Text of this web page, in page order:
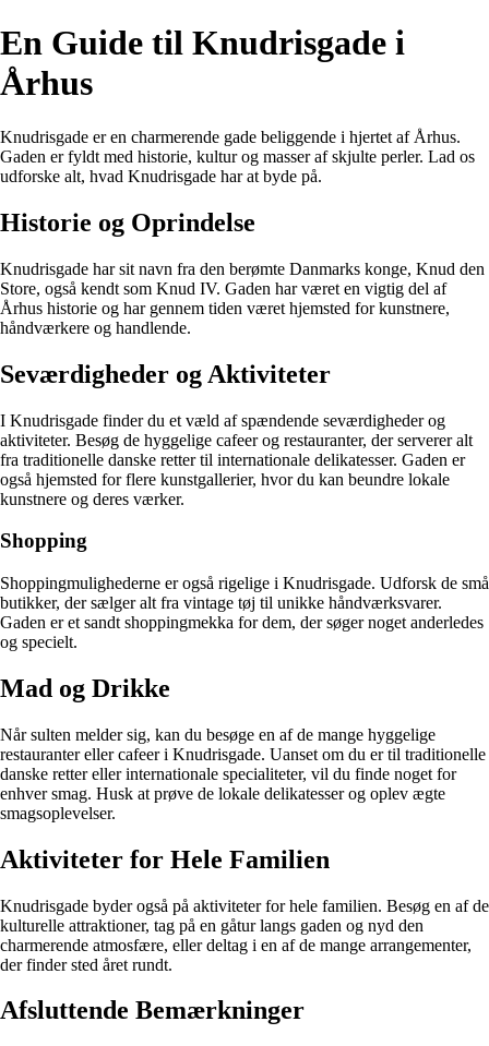
En Guide til Knudrisgade i
Århus
Knudrisgade er en charmerende gade beliggende i hjertet af Århus.
Gaden er fyldt med historie, kultur og masser af skjulte perler. Lad os
udforske alt, hvad Knudrisgade har at byde på.
Historie og Oprindelse
Knudrisgade har sit navn fra den berømte Danmarks konge, Knud den
Store, også kendt som Knud IV. Gaden har været en vigtig del af
Århus historie og har gennem tiden været hjemsted for kunstnere,
håndværkere og handlende.
Seværdigheder og Aktiviteter
I Knudrisgade finder du et væld af spændende seværdigheder og
aktiviteter. Besøg de hyggelige cafeer og restauranter, der serverer alt
fra traditionelle danske retter til internationale delikatesser. Gaden er
også hjemsted for flere kunstgallerier, hvor du kan beundre lokale
kunstnere og deres værker.
Shopping
Shoppingmulighederne er også rigelige i Knudrisgade. Udforsk de små
butikker, der sælger alt fra vintage tøj til unikke håndværksvarer.
Gaden er et sandt shoppingmekka for dem, der søger noget anderledes
og specielt.
Mad og Drikke
Når sulten melder sig, kan du besøge en af de mange hyggelige
restauranter eller cafeer i Knudrisgade. Uanset om du er til traditionelle
danske retter eller internationale specialiteter, vil du finde noget for
enhver smag. Husk at prøve de lokale delikatesser og oplev ægte
smagsoplevelser.
Aktiviteter for Hele Familien
Knudrisgade byder også på aktiviteter for hele familien. Besøg en af de
kulturelle attraktioner, tag på en gåtur langs gaden og nyd den
charmerende atmosfære, eller deltag i en af de mange arrangementer,
der finder sted året rundt.
Afsluttende Bemærkninger